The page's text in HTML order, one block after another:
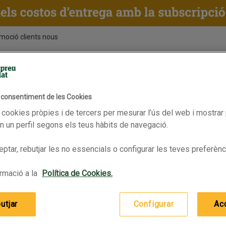
clients nous
fins 15/06/2026
de les Cookies
pròpies i de tercers per mesurar l’ús del web i
un perfil segons els teus hàbits de navegació.
rebutjar les no essencials o configurar les teves
a la Política de Cookies.
Configurar